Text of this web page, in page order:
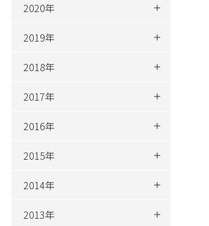
2020年
2019年
2018年
2017年
2016年
2015年
2014年
2013年